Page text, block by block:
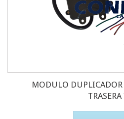
MODULO DUPLICADOR
TRASERA